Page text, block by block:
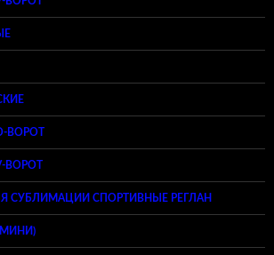
ВОРОТ
ВОРОТ
СУБЛИМАЦИИ СПОРТИВНЫЕ РЕГЛАН